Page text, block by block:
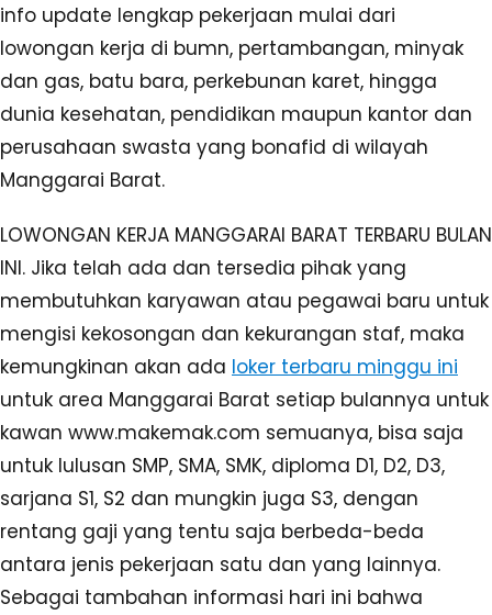
info update lengkap pekerjaan mulai dari
lowongan kerja di bumn, pertambangan, minyak
dan gas, batu bara, perkebunan karet, hingga
dunia kesehatan, pendidikan maupun kantor dan
perusahaan swasta yang bonafid di wilayah
Manggarai Barat.
LOWONGAN KERJA MANGGARAI BARAT TERBARU BULAN
INI. Jika telah ada dan tersedia pihak yang
membutuhkan karyawan atau pegawai baru untuk
mengisi kekosongan dan kekurangan staf, maka
kemungkinan akan ada loker terbaru minggu ini
untuk area Manggarai Barat setiap bulannya untuk
kawan www.makemak.com semuanya, bisa saja
untuk lulusan SMP, SMA, SMK, diploma D1, D2, D3,
sarjana S1, S2 dan mungkin juga S3, dengan
rentang gaji yang tentu saja berbeda-beda
antara jenis pekerjaan satu dan yang lainnya.
Sebagai tambahan informasi hari ini bahwa